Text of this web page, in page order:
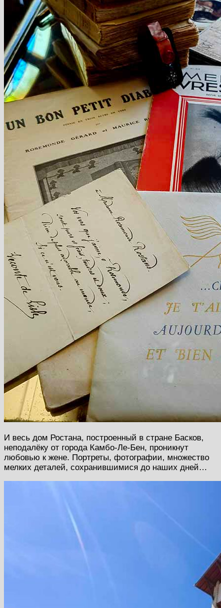
И весь дом Ростана, построенный в стране Басков,
неподалёку от города Камбо-Ле-Бен, проникнут
любовью к жене. Портреты, фотографии, множество
мелких деталей, сохранившимися до наших дней…